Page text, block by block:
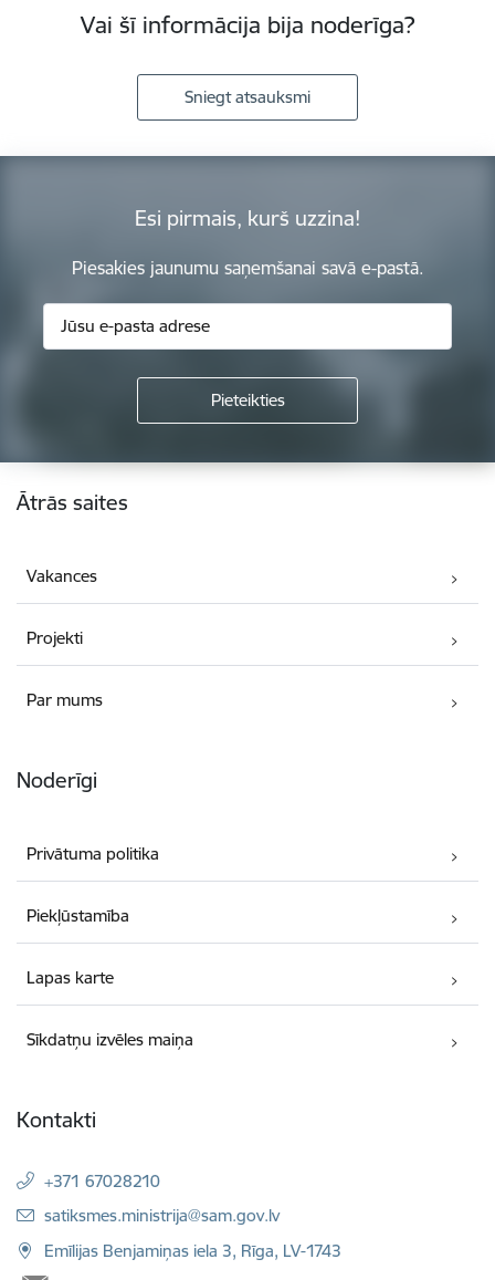
Vai šī informācija bija noderīga?
Sniegt atsauksmi
Esi pirmais, kurš uzzina!
Piesakies jaunumu saņemšanai savā e-pastā.
Kājene
Ātrās saites
Vakances
Projekti
Par mums
Noderīgi
Privātuma politika
Piekļūstamība
Lapas karte
Sīkdatņu izvēles maiņa
Kontakti
+371 67028210
E-pasts:
satiksmes.ministrija@sam.gov.lv
Emīlijas Benjamiņas iela 3, Rīga, LV-1743